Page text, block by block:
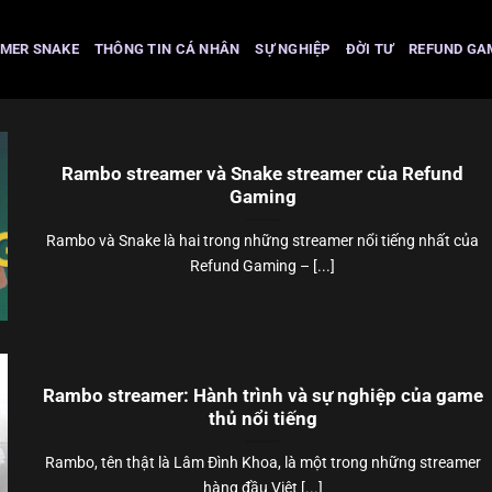
SNAKE THÔNG TIN CÁ NHÂN SỰ NGHIỆP ĐỜI TƯ REFUND
Rambo streamer và Snake streamer của Refund
Gaming
Rambo và Snake là hai trong những streamer nổi tiếng nhất của
Refund Gaming – [...]
Rambo streamer: Hành trình và sự nghiệp của game
thủ nổi tiếng
Rambo, tên thật là Lâm Đình Khoa, là một trong những streamer